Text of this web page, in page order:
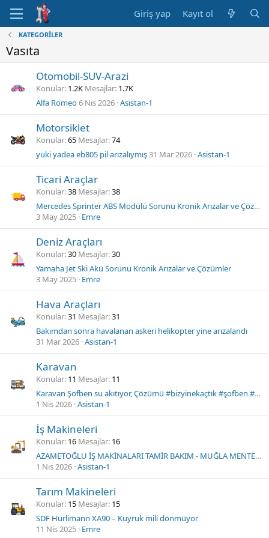
Giriş yap Kayıt ol
KATEGORİLER
Vasıta
Otomobil-SUV-Arazi
Konular 1.2K Mesajlar 1.7K
Alfa Romeo6 Nis 2026 Asistan-1
Motorsiklet
Konular 65 Mesajlar 74
yuki yadea eb805 pil arızalıymış31 Mar 2026 Asistan-1
Ticari Araçlar
Konular 38 Mesajlar 38
Mercedes Sprinter ABS Modülü Sorunu Kronik Arızalar ve Çözümler
3 May 2025 Emre
Deniz Araçları
Konular 30 Mesajlar 30
Yamaha Jet Ski Akü Sorunu Kronik Arızalar ve Çözümler
3 May 2025 Emre
Hava Araçları
Konular 31 Mesajlar 31
Bakımdan sonra havalanan askeri helikopter yine arızalandı
31 Mar 2026 Asistan-1
Karavan
Konular 11 Mesajlar 11
Karavan Şofben su akıtıyor, Çözümü #bizyinekaçtık #şofben #arıza #kazanpatlaması #sıcaksu #karavan
1 Nis 2026 Asistan-1
İş Makineleri
Konular 16 Mesajlar 16
AZAMETOĞLU İŞ MAKİNALARI TAMİR BAKIM - MUĞLA MENTEŞE
1 Nis 2026 Asistan-1
Tarım Makineleri
Konular 15 Mesajlar 15
SDF Hürlimann XA90 – Kuyruk mili dönmüyor
11 Nis 2025 Emre